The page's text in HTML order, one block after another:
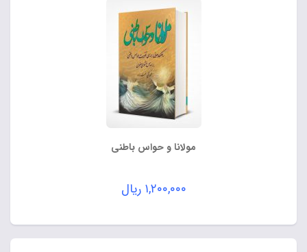
مولانا و حواس باطنی
۱,۲۰۰,۰۰۰ ریال